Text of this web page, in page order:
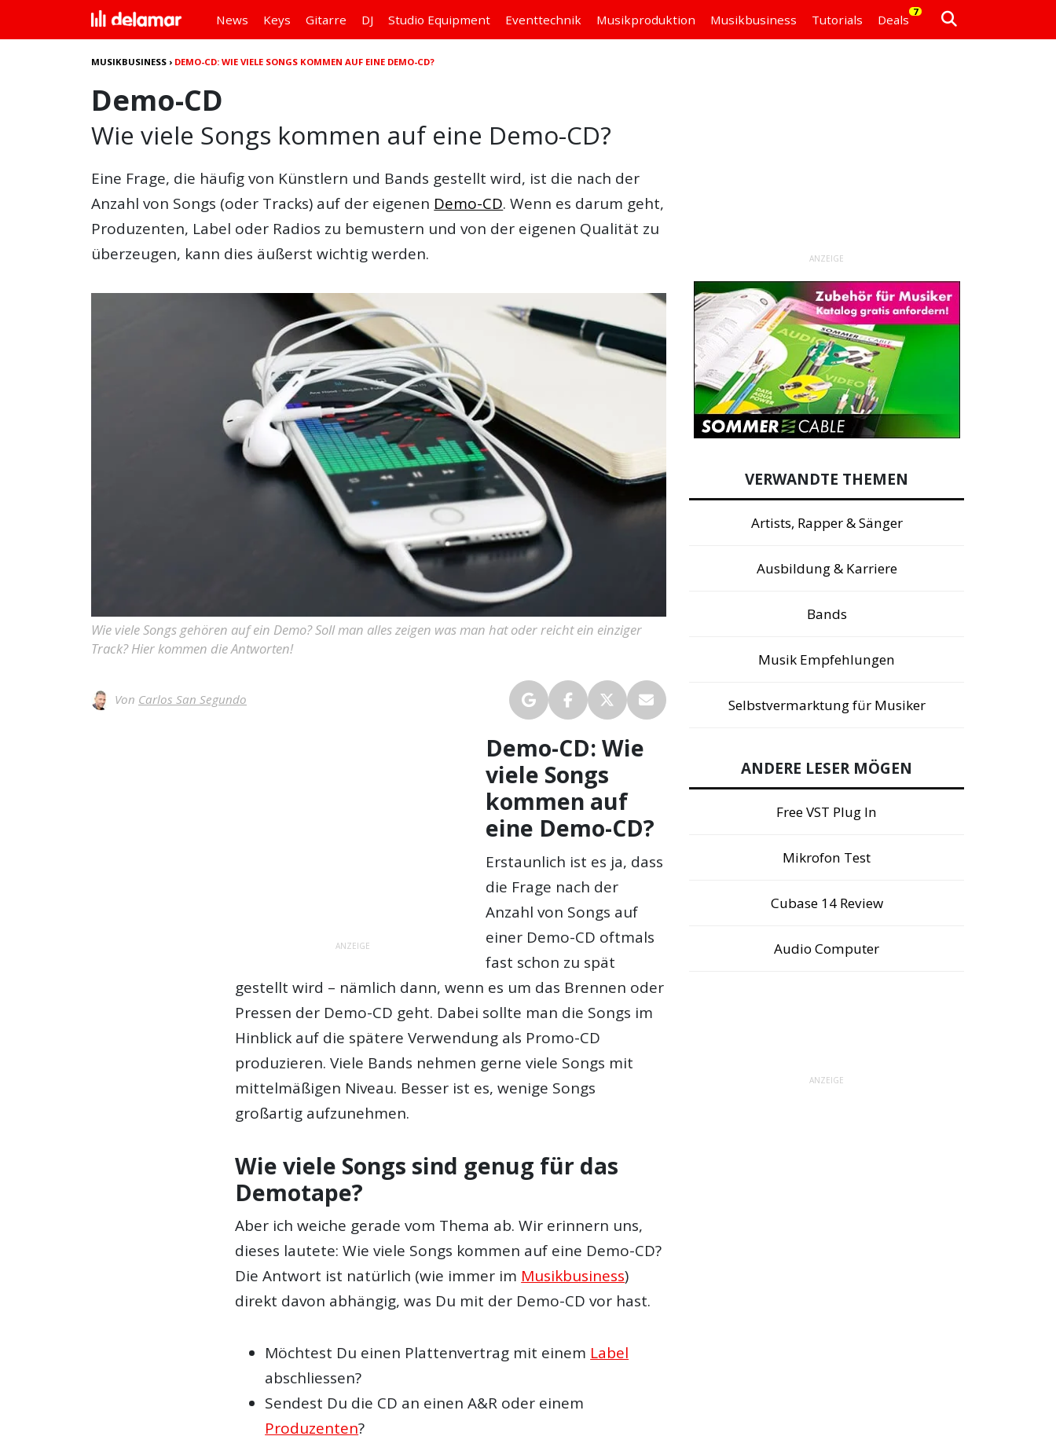
News Keys Gitarre DJ Studio Equipment Eventtechnik Musikproduktion Musikbusiness Tutorials Deals
7
MUSIKBUSINESS › DEMO-CD: WIE VIELE SONGS KOMMEN AUF EINE DEMO-CD?
Demo-CD
Wie viele Songs kommen auf eine Demo-CD?
Eine Frage, die häufig von Künstlern und Bands gestellt wird, ist die nach der
Anzahl von Songs (oder Tracks) auf der eigenen Demo-CD. Wenn es darum geht,
Produzenten, Label oder Radios zu bemustern und von der eigenen Qualität zu
überzeugen, kann dies äußerst wichtig werden.
Wie viele Songs gehören auf ein Demo? Soll man alles zeigen was man hat oder reicht ein einziger
Track? Hier kommen die Antworten!
Von Carlos San Segundo
ANZEIGE
Demo-CD: Wie
viele Songs
kommen auf
eine Demo-CD?
Erstaunlich ist es ja, dass
die Frage nach der
Anzahl von Songs auf
einer Demo-CD oftmals
fast schon zu spät
gestellt wird – nämlich dann, wenn es um das Brennen oder
Pressen der Demo-CD geht. Dabei sollte man die Songs im
Hinblick auf die spätere Verwendung als Promo-CD
produzieren. Viele Bands nehmen gerne viele Songs mit
mittelmäßigen Niveau. Besser ist es, wenige Songs
großartig aufzunehmen.
Wie viele Songs sind genug für das
Demotape?
Aber ich weiche gerade vom Thema ab. Wir erinnern uns,
dieses lautete: Wie viele Songs kommen auf eine Demo-CD?
Die Antwort ist natürlich (wie immer im Musikbusiness)
direkt davon abhängig, was Du mit der Demo-CD vor hast.
Möchtest Du einen Plattenvertrag mit einem Label
abschliessen?
Sendest Du die CD an einen A&R oder einem
Produzenten?
ANZEIGE
VERWANDTE THEMEN
Artists, Rapper & Sänger
Ausbildung & Karriere
Bands
Musik Empfehlungen
Selbstvermarktung für Musiker
ANDERE LESER MÖGEN
Free VST Plug In
Mikrofon Test
Cubase 14 Review
Audio Computer
ANZEIGE